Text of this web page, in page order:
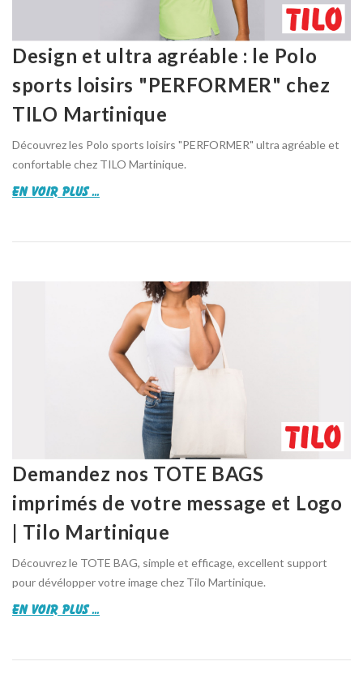
Design et ultra agréable : le Polo
sports loisirs "PERFORMER" chez
TILO Martinique
Découvrez les Polo sports loisirs "PERFORMER" ultra agréable et
confortable chez TILO Martinique.
en voir plus ...
Demandez nos TOTE BAGS
imprimés de votre message et Logo
| Tilo Martinique
Découvrez le TOTE BAG, simple et efficage, excellent support
pour dévélopper votre image chez Tilo Martinique.
en voir plus ...